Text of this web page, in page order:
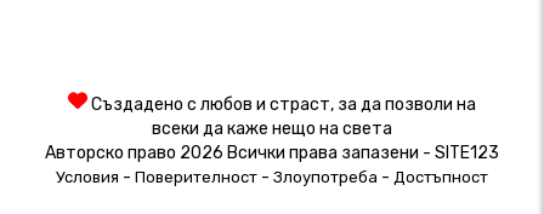
Създадено с любов и страст, за да позволи на
всеки да каже нещо на света
Авторско право 2026 Всички права запазени - SITE123
Условия - Поверителност - Злоупотреба - Достъпност